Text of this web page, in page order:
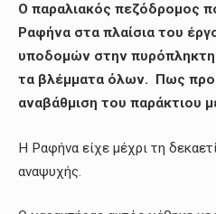
Ο παραλιακός πεζόδρομος
Ραφήνα στα πλαίσια του
υποδομών στην πυρόπληκτη
τα βλέμματα όλων. Πως
αναβάθμιση του παράκτιου
Η Ραφήνα είχε μέχρι τη
αναψυχής.